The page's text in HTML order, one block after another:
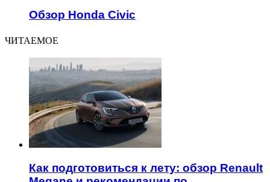
Обзор Honda Civic
ЧИТАЕМОЕ
Как подготовиться к лету: обзор Renault